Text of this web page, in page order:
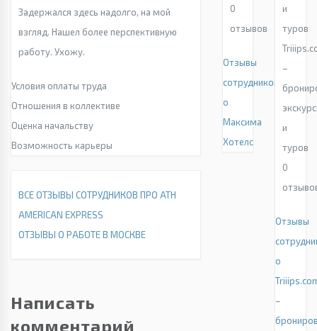
Задержался здесь надолго, на мой
взгляд. Нашел более перспективную
работу. Ухожу.
Условия оплаты труда
Отношения в коллективе
Оценка начальству
Возможность карьеры
ВСЕ ОТЗЫВЫ СОТРУДНИКОВ ПРО ATH
AMERICAN EXPRESS
ОТЗЫВЫ О РАБОТЕ В МОСКВЕ
Написать
комментарий
0
отзывов
Отзывы
сотрудников
о
Максима
Хотелс
–
и
туров
0
Отзывы
о
–